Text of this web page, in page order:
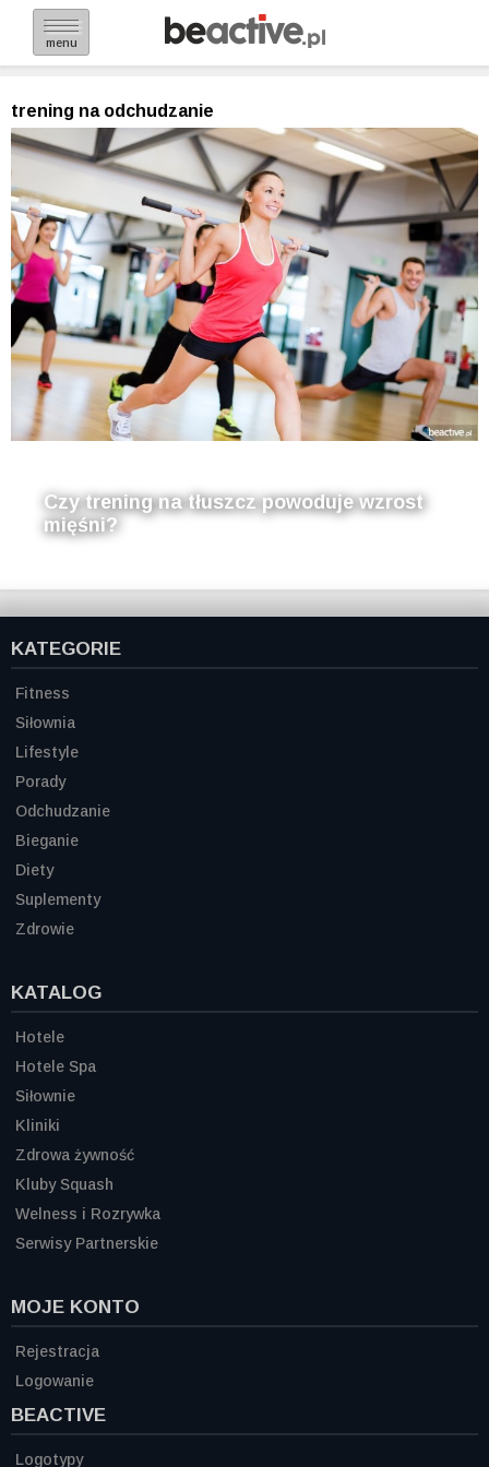
menu
trening na odchudzanie
Czy trening na tłuszcz powoduje wzrost
mięśni?
KATEGORIE
Fitness
Siłownia
Lifestyle
Porady
Odchudzanie
Bieganie
Diety
Suplementy
Zdrowie
KATALOG
Hotele
Hotele Spa
Siłownie
Kliniki
Zdrowa żywność
Kluby Squash
Welness i Rozrywka
Serwisy Partnerskie
MOJE KONTO
Rejestracja
Logowanie
BEACTIVE
Logotypy